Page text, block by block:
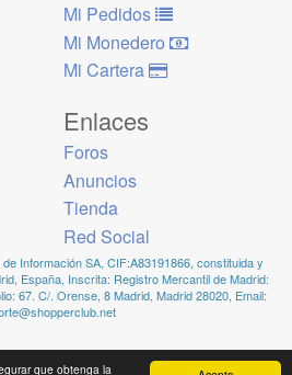
que obtenga la
Mi Pedidos
Mi Monedero
Mi Cartera
Enlaces
Foros
Anuncios
Tienda
Red Social
Información SA, CIF:A83191866, constituida y
España, Inscrita: Registro Mercantil de Madrid:
67. C/. Orense, 8 Madrid, Madrid 28020, Email: